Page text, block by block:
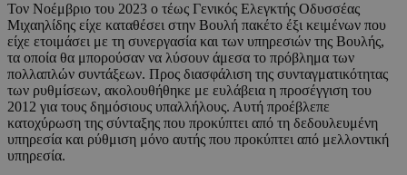
Τον Νοέμβριο του 2023 ο τέως Γενικός Ελεγκτής Οδυσσέας
Μιχαηλίδης είχε καταθέσει στην Βουλή πακέτο έξι κειμένων που
είχε ετοιμάσει με τη συνεργασία και των υπηρεσιών της Βουλής,
τα οποία θα μπορούσαν να λύσουν άμεσα το πρόβλημα των
πολλαπλών συντάξεων. Προς διασφάλιση της συνταγματικότητας
των ρυθμίσεων, ακολουθήθηκε με ευλάβεια η προσέγγιση του
2012 για τους δημόσιους υπαλλήλους. Αυτή προέβλεπε
κατοχύρωση της σύνταξης που προκύπτει από τη δεδουλευμένη
υπηρεσία και ρύθμιση μόνο αυτής που προκύπτει από μελλοντική
υπηρεσία.